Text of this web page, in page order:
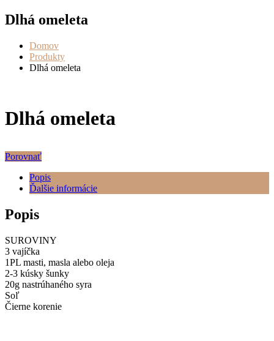
Dlhá omeleta
Domov
Produkty
Dlhá omeleta
Dlhá omeleta
Porovnať
Popis
Ďalšie informácie
Popis
SUROVINY
3 vajíčka
1PL masti, masla alebo oleja
2-3 kúsky šunky
20g nastrúhaného syra
Soľ
Čierne korenie